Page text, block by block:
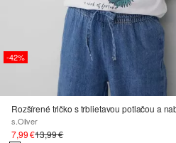
-42%
s.Oliver
7,99 €13,99 €